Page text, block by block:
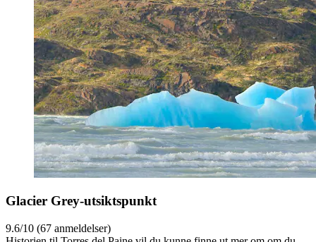
Glacier Grey-utsiktspunkt
9.6/10 (67 anmeldelser)